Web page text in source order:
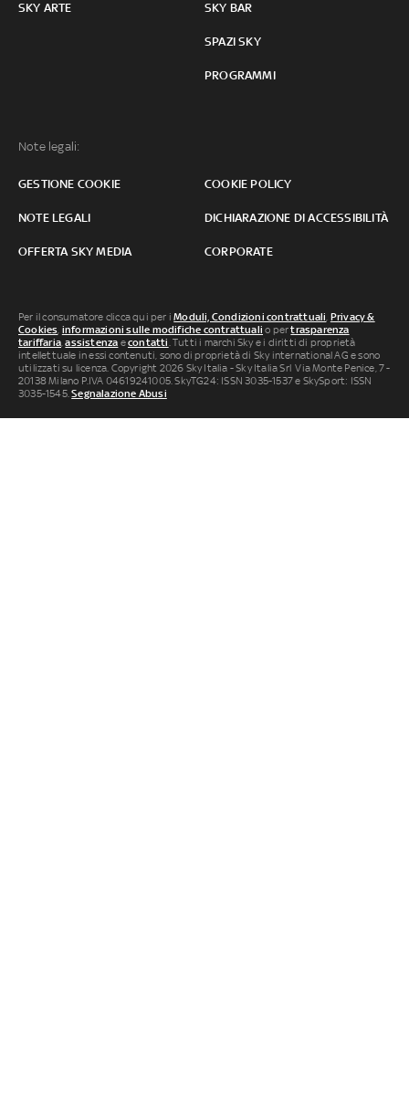
SKY ARTE SKY BAR
SPAZI SKY
PROGRAMMI
Note legali:
GESTIONE COOKIE COOKIE POLICY
NOTE LEGALI DICHIARAZIONE DI ACCESSIBILITÀ
OFFERTA SKY MEDIA CORPORATE
Per il consumatore clicca qui per iModuli, Condizioni contrattuali, Privacy &
Cookies, informazioni sulle modifiche contrattuali o pertrasparenza
tariffaria,assistenza econtatti. Tutti i marchi Sky e i diritti di proprietà
intellettuale in essi contenuti, sono di proprietà di Sky international AG e sono
utilizzati su licenza. Copyright 2026 Sky Italia - Sky Italia Srl Via Monte Penice, 7 -
20138 Milano P.IVA 04619241005. SkyTG24: ISSN 3035-1537 e SkySport: ISSN
3035-1545.Segnalazione Abusi